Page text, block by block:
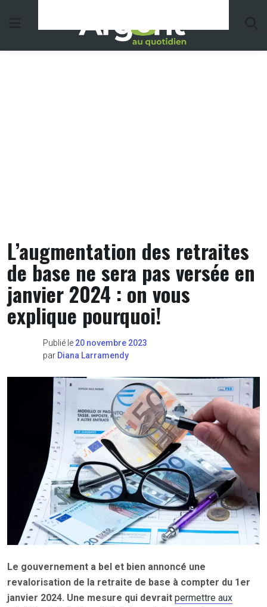
L’augmentation des retraites
de base ne sera pas versée en
janvier 2024 : on vous
explique pourquoi!
Publié le 20 novembre 2023
par Diana Larramendy
Le gouvernement a bel et bien annoncé une
revalorisation de la retraite de base à compter du 1er
janvier 2024. Une mesure qui devrait permettre aux